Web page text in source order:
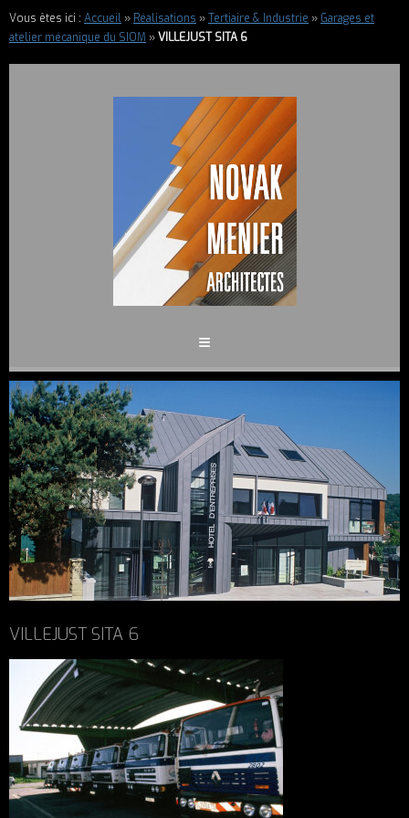
Vous êtes ici : Accueil» Réalisations »Tertiaire & Industrie » Garages et
atelier mécanique du SIOM »VILLEJUST SITA 6
VILLEJUST SITA 6